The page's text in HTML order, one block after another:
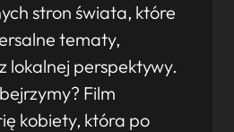
stron świata, które
tematy,
lokalnej perspektywy.
Film
kobiety, która po